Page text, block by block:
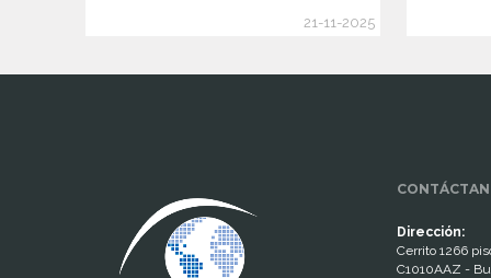
21-11-2025
Dirección:
Cerrito 1266
C1010AAZ -